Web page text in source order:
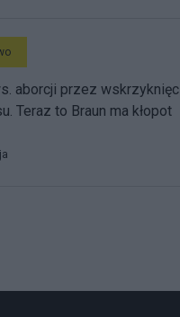
aborcji przez
Teraz to Braun ma kłopot